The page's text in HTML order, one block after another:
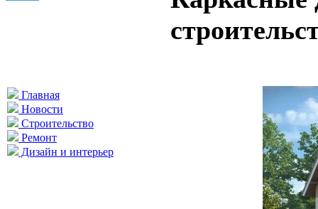
Главная
Новости
Строительство
Ремонт
Дизайн и интерьер